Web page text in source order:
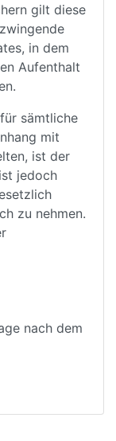
gilt diese
in dem
Aufenthalt
sämtliche
mit
ist der
jedoch
zu nehmen.
nach dem